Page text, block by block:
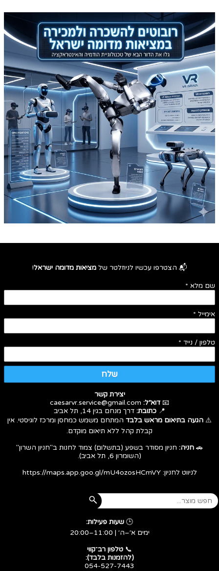
📬 הצטרפו עכשיו לניוזלטר של מציאות מדומה ישראל!
שם מלא *
אימייל *
טלפון / נייד *
שלח
יצירת קשר
📧דוא״ל:
📍 כתובת: דרך מנחם בגין 14, תל אביב
⚠️ הגעה בתיאום מראש בלבד המתחם משמש כמחסן ומרכז לוגיסטי. אין
קבלת קהל ללא תיאום מוקדם.
🚗 חניה: חניון מסודר בשפע (בתשלום) צמוד לחנות ב"חניון השרון"
(השומרון 6, תל אביב).
לניווט לחניון:https://maps.app.goo.gl/mU4ozosHCmVY
🕒 שעות פעילות:
ימים א׳–ה׳ | 11:00–20:00
​​​​​​​📞 טלפון רב־קווי
(להזמנות בלבד):
054-527-7443